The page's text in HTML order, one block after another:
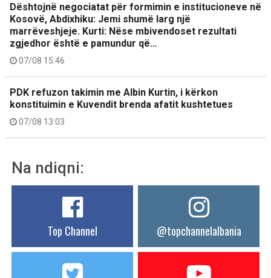
Dështojnë negociatat për formimin e institucioneve në
Kosovë, Abdixhiku: Jemi shumë larg një
marrëveshjeje. Kurti: Nëse mbivendoset rezultati
zgjedhor është e pamundur që…
07/08 15:46
PDK refuzon takimin me Albin Kurtin, i kërkon
konstituimin e Kuvendit brenda afatit kushtetues
07/08 13:03
Na ndiqni:
Top Channel @topchannelalbania